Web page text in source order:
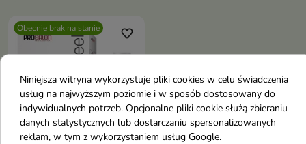
Obecnie brak na stanie favorite_border
Niniejsza witryna wykorzystuje pliki cookies w celu świadczenia
usług na najwyższym poziomie i w sposób dostosowany do
indywidualnych potrzeb. Opcjonalne pliki cookie służą zbieraniu
danych statystycznych lub dostarczaniu spersonalizowanych
reklam, w tym z wykorzystaniem usług Google.